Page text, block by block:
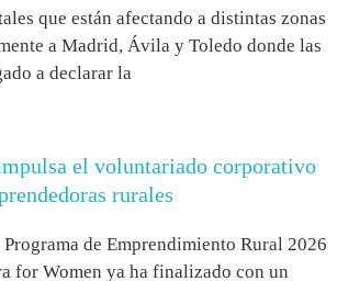
que están afectando a distintas zonas
a Madrid, Ávila y Toledo donde las
a declarar la
el voluntariado corporativo
rurales
de Emprendimiento Rural 2026
for Women ya ha finalizado con un